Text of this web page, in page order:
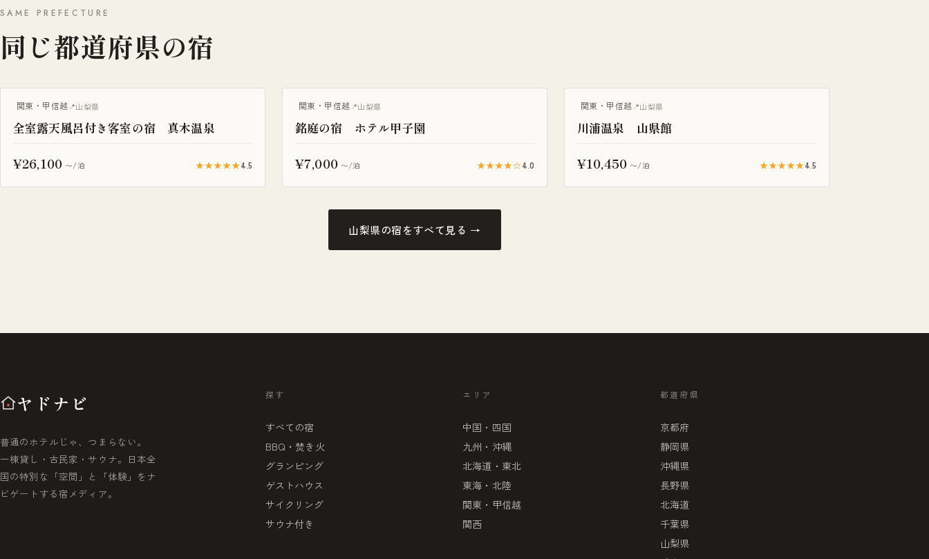
SAME PREFECTURE
同じ都道府県の宿
露天風呂付き客室
関東・甲信越 山梨県
全室露天風呂付き客室の宿 真木温泉
¥26,100 〜/泊 ★★★★★4.5
サウナ付き
関東・甲信越 山梨県
銘庭の宿 ホテル甲子園
¥7,000 〜/泊 ★★★★☆4.0
関東・甲信越 山梨県
川浦温泉 山県館
¥10,450 〜/泊 ★★★★★4.5
山梨県の宿をすべて見る →
ヤドナビ
普通のホテルじゃ、つまらない。
一棟貸し・古民家・サウナ。日本全
国の特別な「空間」と「体験」をナ
ビゲートする宿メディア。
探す
すべての宿
BBQ・焚き火
グランピング
ゲストハウス
サイクリング
サウナ付き
エリア
中国・四国
九州・沖縄
北海道・東北
東海・北陸
関東・甲信越
関西
都道府県
京都府
静岡県
沖縄県
長野県
北海道
千葉県
山梨県